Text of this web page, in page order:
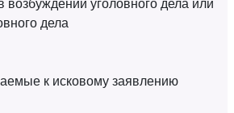
возбуждении уголовного дела или
дела
к исковому заявлению